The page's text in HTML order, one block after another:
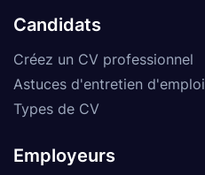
Candidats
Créez un CV professionnel
Astuces d'entretien d'emploi
Types de CV
Employeurs